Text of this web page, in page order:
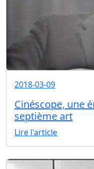
2018-03-09
Cinéscope, une
septième art
Lire l'article